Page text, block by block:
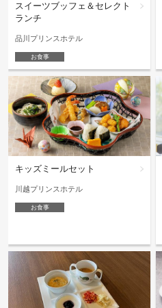
スイーツブッフェ＆セレクト
ランチ
品川プリンスホテル
お食事
キッズミールセット
川越プリンスホテル
お食事